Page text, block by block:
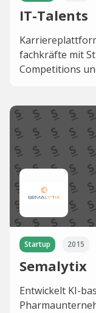
IT-Talents
fachkräfte mit
Competitions
Startup 2015
Semalytix
Entwickelt KI-